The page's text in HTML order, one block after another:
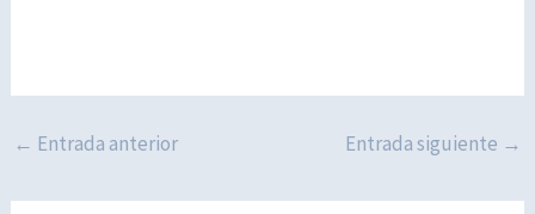
← Entrada anterior Entrada siguiente →